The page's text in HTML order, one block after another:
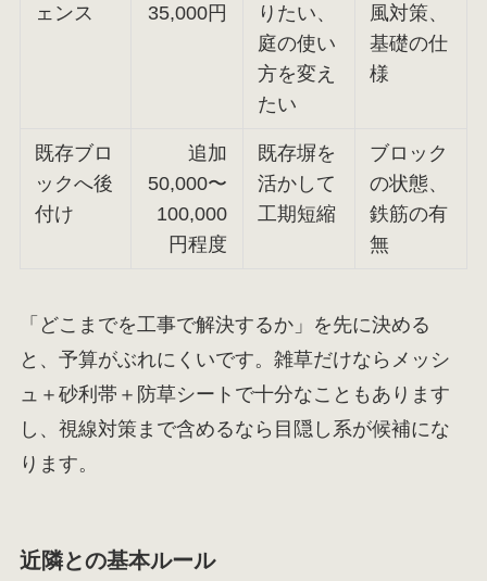
ェンス
35,000円
りたい、
庭の使い
方を変え
たい
風対策、
基礎の仕
様
既存ブロ
ックへ後
付け
追加
50,000〜
100,000
円程度
既存塀を
活かして
工期短縮
ブロック
の状態、
鉄筋の有
無
「どこまでを工事で解決するか」を先に決める
と、予算がぶれにくいです。雑草だけならメッシ
ュ＋砂利帯＋防草シートで十分なこともあります
し、視線対策まで含めるなら目隠し系が候補にな
ります。
近隣との基本ルール